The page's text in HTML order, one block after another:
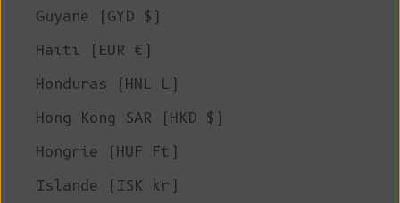
Guyane (GYD $)
Haïti (EUR €)
Honduras (HNL L)
Hong Kong SAR (HKD $)
Hongrie (HUF Ft)
Islande (ISK kr)